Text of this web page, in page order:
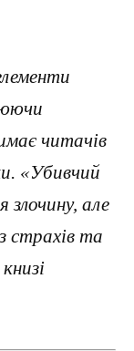
читачів
«Убивчий
але
страхів та